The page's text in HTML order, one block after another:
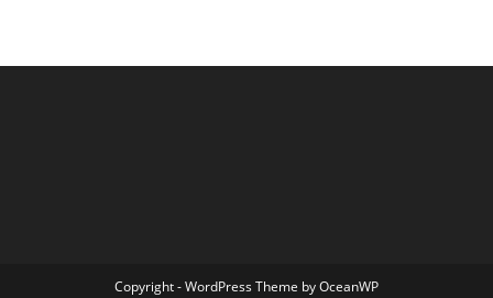
Copyright - WordPress Theme by OceanWP